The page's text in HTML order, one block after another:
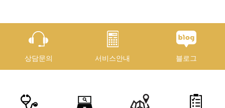
상담문의 서비스안내 블로그